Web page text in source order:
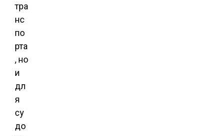
тра
нс
по
рта
, но
и
дл
я
су
до